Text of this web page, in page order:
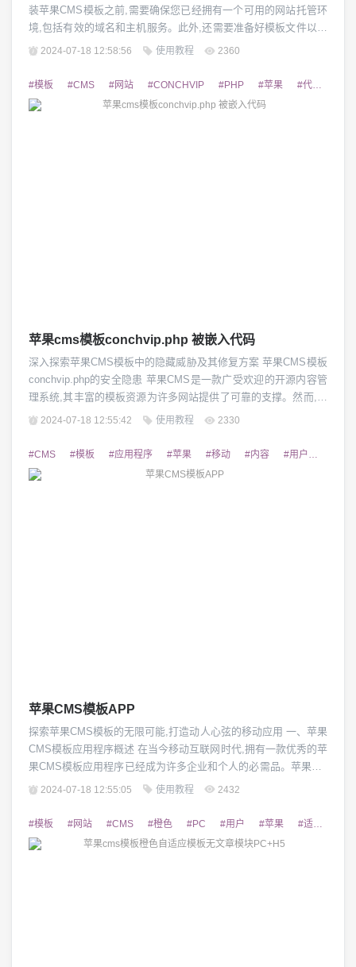
装苹果CMS模板之前,需要确保您已经拥有一个可用的网站托管环
境,包括有效的域名和主机服务。此外,还需要准备好模板文件以及
苹果CMS系统。确保您已经下载了最新版本的苹果CMS系统并解
的模板文件上传到您的网站根目录下。可以使用FTP客户端或网站
管理后台提供的文件管...
2024-07-18 12:58:56 使用教程 2360
#模板 #CMS #网站 #CONCHVIP #PHP #苹果 #代码
苹果cms模板conchvip.php 被嵌入代码
深入探索苹果CMS模板中的隐藏威胁及其修复方案 苹果CMS模板
conchvip.php的安全隐患 苹果CMS是一款广受欢迎的开源内容管
理系统,其丰富的模板资源为许多网站提供了可靠的支撑。然而,在
众多可用模板中,conchvip.php模板却暴露出一些令人担忧的安全
胁到网站的正常运行,更可能导致用户隐私泄露和数据安全问题。
因此,...
2024-07-18 12:55:42 使用教程 2330
#CMS #模板 #应用程序 #苹果 #移动 #内容 #用户
苹果CMS模板APP
探索苹果CMS模板的无限可能,打造动人心弦的移动应用 一、苹果
CMS模板应用程序概述 在当今移动互联网时代,拥有一款优秀的苹
果CMS模板应用程序已经成为许多企业和个人的必需品。苹果CM
S模板应用程序是基于苹果CMS内容管理系统打造的移动应用程
用户体验和美化效果。本文将全面介绍苹果CMS模板应用程序的
特点、优势以及如何通过定制...
2024-07-18 12:55:05 使用教程 2432
#模板 #网站 #CMS #橙色 #PC #用户 #苹果 #适应